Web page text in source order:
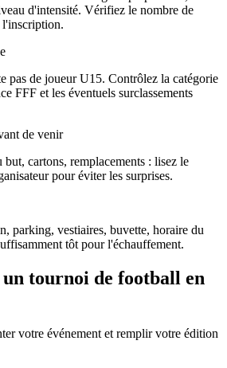
d'intensité. Vérifiez le nombre de
l'inscription.
pas de joueur U15. Contrôlez la catégorie
FFF et les éventuels surclassements
de venir
but, cartons, remplacements : lisez le
pour éviter les surprises.
parking, vestiaires, buvette, horaire du
tôt pour l'échauffement.
un tournoi de football en
votre événement et remplir votre édition